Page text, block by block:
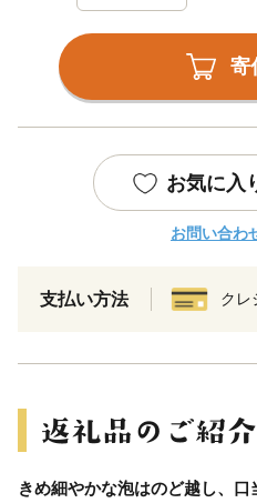
寄
お気に入
お問い合わ
支払い方法 クレ
きめ細やかな泡はのど越し、